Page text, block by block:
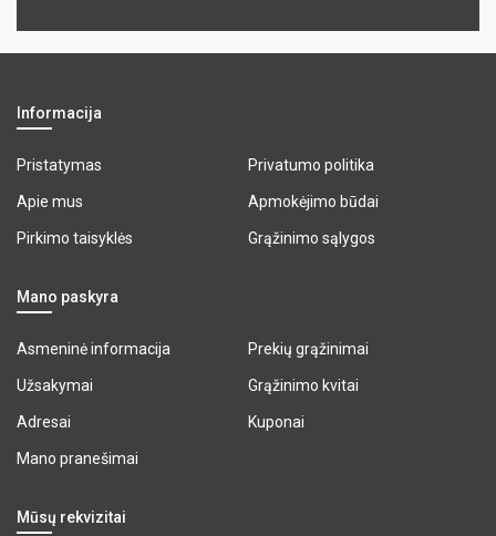
Informacija
Pristatymas Privatumo politika
Apie mus Apmokėjimo būdai
Pirkimo taisyklės Grąžinimo sąlygos
Mano paskyra
Asmeninė informacija Prekių grąžinimai
Užsakymai Grąžinimo kvitai
Adresai Kuponai
Mano pranešimai
Mūsų rekvizitai